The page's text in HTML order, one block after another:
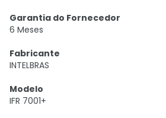
Garantia do Fornecedor
6 Meses
Fabricante
INTELBRAS
Modelo
IFR 7001+